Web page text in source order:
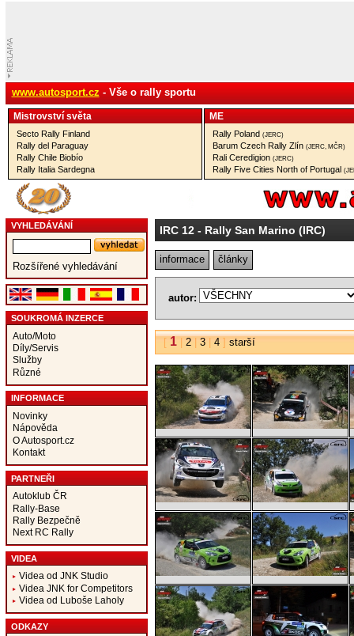
www.autosport.cz - Vše o rally sportu
Mistrovství­ světa
Secto Rally Finland
Rally del Paraguay
Rally Chile Biobío
Rally Italia Sardegna
ME
Rally Poland (JERC)
Barum Czech Rally Zlín (JERC, MČR)
Rali Ceredigion (JERC)
Rally Five Cities North of Portugal
VYHLEDÁVÁNÍ
Rozšířené vyhledávání
SOUKROMÁ INZERCE
Auto/Moto
Díly/Servis
Služby
Různé
INFORMACE
Novinky
Nápověda
O Autosport.cz
Kontakt
PARTNEŘI
Autoklub ČR
Rally-Base
Rally Bezpečně
Next RC Rally
VIDEA
Videa od JNK Studio
Videa JNK for Competitors
Videa od Luboše Laholy
ODKAZY
IRC 12- Rally San Marino (IRC)
informace články
autor:
[ 1| 2| 3| 4] starší